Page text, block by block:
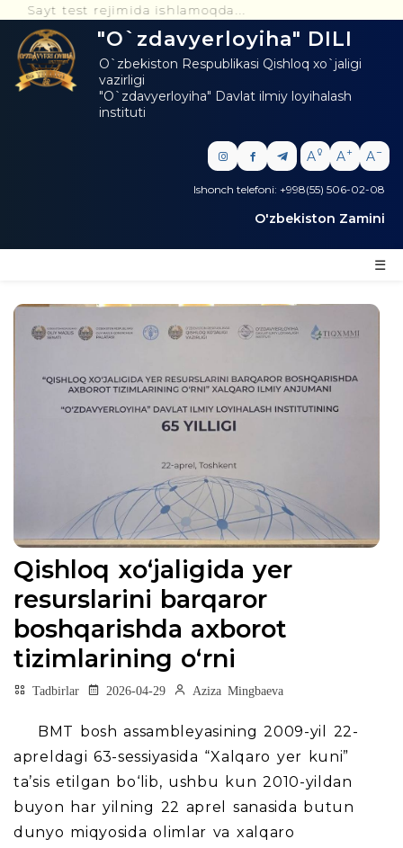
test rejimida ishlamoqda...
"O`zdavyerloyiha" DILI
O`zbekiston Respublikasi Qishloq xo`jaligi
vazirligi
"O`zdavyerloyiha" Davlat ilmiy loyihalash
instituti
A A A
Ishonch telefoni: +998(55) 506-02-08
O'zbekiston Zamini
☰
Qishloq xo‘jaligida yer
resurslarini barqaror
boshqarishda axborot
tizimlarining o‘rni
Tadbirlar 2026-04-29 Aziza Mingbaeva
BMT bosh assambleyasining 2009-yil 22-
apreldagi 63-sessiyasida “Xalqaro yer kuni”
ta’sis etilgan bo‘lib, ushbu kun 2010-yildan
buyon har yilning 22 aprel sanasida butun
dunyo miqyosida olimlar va xalqaro